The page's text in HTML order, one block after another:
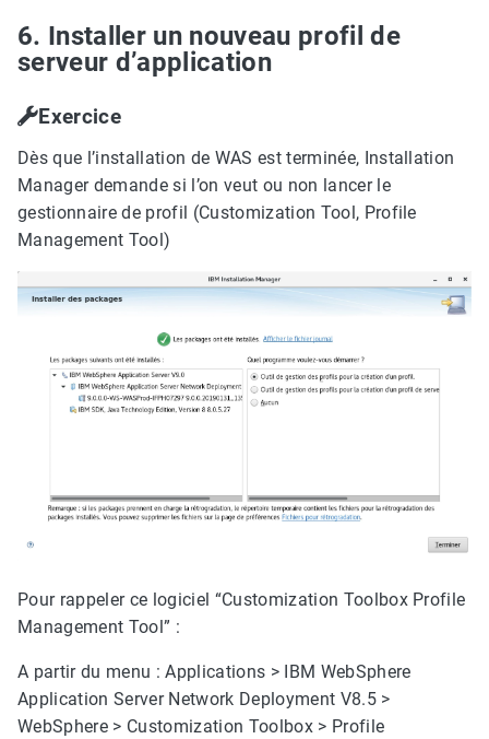
6. Installer un nouveau profil de
serveur d’application
Exercice
Dès que l’installation de WAS est terminée, Installation
Manager demande si l’on veut ou non lancer le
gestionnaire de profil (Customization Tool, Profile
Management Tool)
Pour rappeler ce logiciel “Customization Toolbox Profile
Management Tool” :
A partir du menu : Applications > IBM WebSphere
Application Server Network Deployment V8.5 >
WebSphere > Customization Toolbox > Profile